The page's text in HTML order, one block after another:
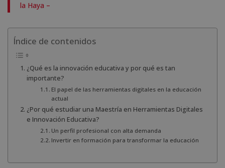
la Haya –
Índice de contenidos
¿Qué es la innovación educativa y por qué es tan
importante?
El papel de las herramientas digitales en la educación
actual
¿Por qué estudiar una Maestría en Herramientas Digitales
e Innovación Educativa?
Un perfil profesional con alta demanda
Invertir en formación para transformar la educación